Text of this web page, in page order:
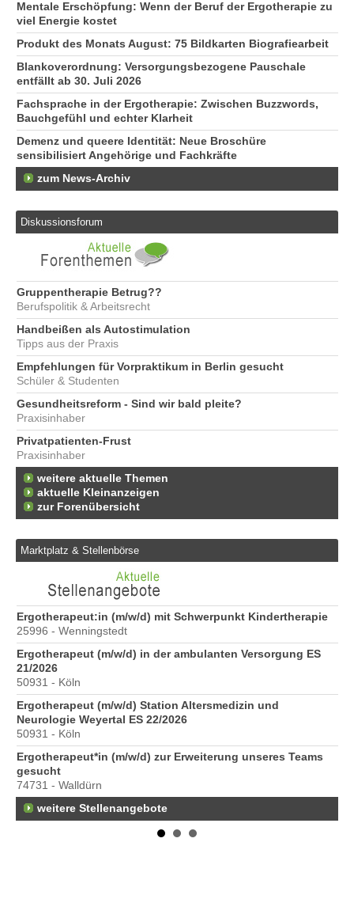
Mentale Erschöpfung: Wenn der Beruf der Ergotherapie zu
viel Energie kostet
Produkt des Monats August: 75 Bildkarten Biografiearbeit
Blankoverordnung: Versorgungsbezogene Pauschale
entfällt ab 30. Juli 2026
Fachsprache in der Ergotherapie: Zwischen Buzzwords,
Bauchgefühl und echter Klarheit
Demenz und queere Identität: Neue Broschüre
sensibilisiert Angehörige und Fachkräfte
zum News-Archiv
Diskussionsforum
Gruppentherapie Betrug??
Berufspolitik & Arbeitsrecht
Handbeißen als Autostimulation
Tipps aus der Praxis
Empfehlungen für Vorpraktikum in Berlin gesucht
Schüler & Studenten
Gesundheitsreform - Sind wir bald pleite?
Praxisinhaber
Privatpatienten-Frust
Praxisinhaber
weitere aktuelle Themen
aktuelle Kleinanzeigen
zur Forenübersicht
Marktplatz & Stellenbörse
Ergotherapeut:in (m/w/d) mit Schwerpunkt Kindertherapie
25996 - Wenningstedt
Ergotherapeut (m/w/d) in der ambulanten Versorgung ES
21/2026
50931 - Köln
Ergotherapeut (m/w/d) Station Altersmedizin und
Neurologie Weyertal ES 22/2026
50931 - Köln
Ergotherapeut*in (m/w/d) zur Erweiterung unseres Teams
gesucht
74731 - Walldürn
weitere Stellenangebote